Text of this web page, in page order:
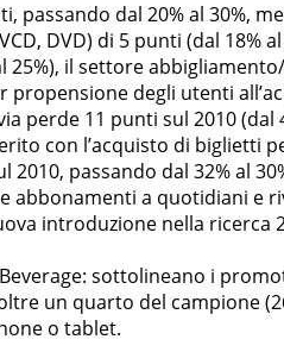
dal 20% al 30%,
DVD) di 5 punti (dal 18%
25%), il settore
degli utenti
11 punti sul 2010 (dal
con l’acquisto di biglietti
passando dal 32% al
abbonamenti a quotidiani e
introduzione nella ricerca
sottolineano i
un quarto del campione
o tablet.